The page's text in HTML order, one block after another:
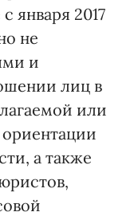
января 2017
не
и
лиц в
или
а также